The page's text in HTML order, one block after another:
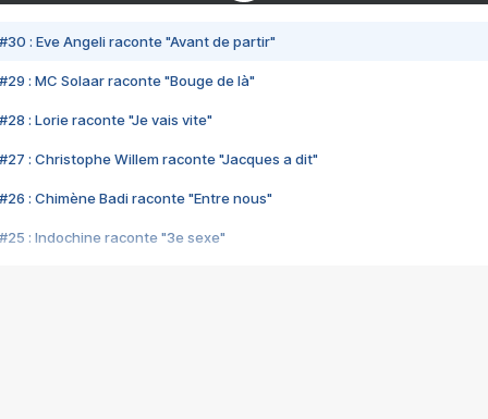
#30 : Eve Angeli raconte "Avant de partir"
#29 : MC Solaar raconte "Bouge de là"
#28 : Lorie raconte "Je vais vite"
#27 : Christophe Willem raconte "Jacques a dit"
#26 : Chimène Badi raconte "Entre nous"
#25 : Indochine raconte "3e sexe"